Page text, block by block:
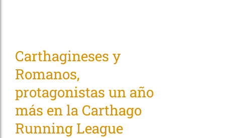
Carthagineses y
Romanos,
protagonistas un año
más en la Carthago
Running League